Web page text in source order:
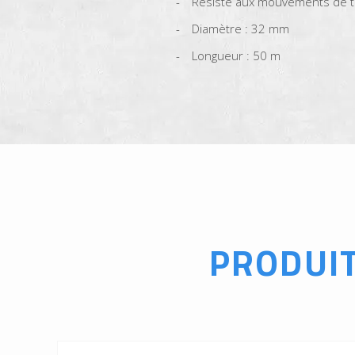
Diamètre : 32 mm
Longueur : 50 m